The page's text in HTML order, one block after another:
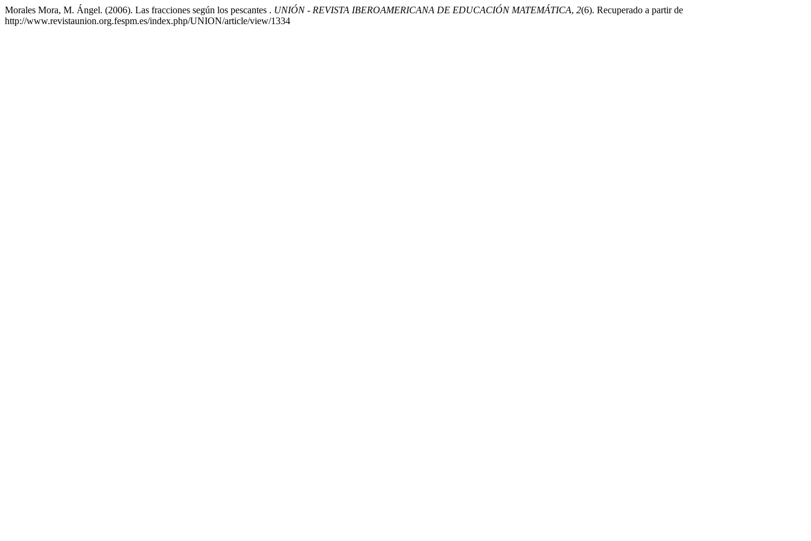
Morales Mora, M. Ángel. (2006). Las fracciones según los pescantes . UNIÓN - REVISTA IBEROAMERICANA DE EDUCACIÓN MATEMÁTICA, 2(6). Recuperado a partir de
http://www.revistaunion.org.fespm.es/index.php/UNION/article/view/1334